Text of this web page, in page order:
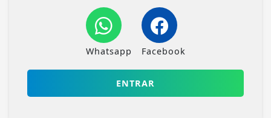
Whatsapp Facebook
ENTRAR